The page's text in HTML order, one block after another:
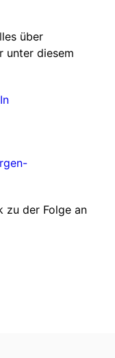
über
unter diesem
zu der Folge an